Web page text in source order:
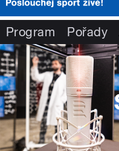
Program Pořady